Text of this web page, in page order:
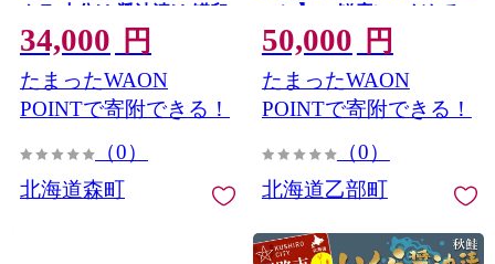
クラ 小分け 醤油漬け 鱒卵
森町 いくら醤油漬け しょ
うゆ漬け 海産物 加工品 ふ
るさと納税 北海道 ＜ワイ
エスフーズ＞ mr1-1226
34,000 円
たまったWAON
POINTで寄附できる！
（0）
北海道森町
ｇ）】＜ 鮮度にこだわる
「笹谷商店」の絶品の醤油
タレ イクラ 鮭いくら 鮭イ
クラ 醤油いくら 醤油イク
ラ いくら醤油漬け イクラ
秋鮭 国産 北海道産 北海道
い道 ふるさと納税 ＞
50,000 円
たまったWAON
POINTで寄附できる！
（0）
北海道乙部町